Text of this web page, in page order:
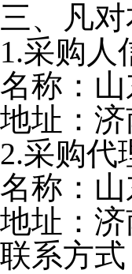
三、凡
1.采购人
名称：
地址：
2.采购代
名称：
地址：
联系方式